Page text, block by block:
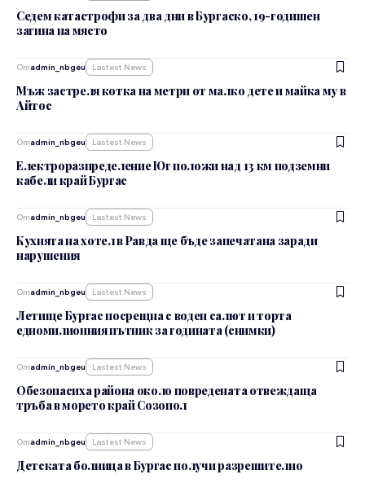
Седем катастрофи за два дни в Бургаско, 19-годишен
загина на място
Отadmin_nbgeu Lastest News
Мъж застреля котка на метри от малко дете и майка му в
Айтос
Отadmin_nbgeu Lastest News
Eлектроразпределение Юг положи над 13 км подземни
кабели край Бургас
Отadmin_nbgeu Lastest News
Кухнята на хотел в Равда ще бъде запечатана заради
нарушения
Отadmin_nbgeu Lastest News
Летище Бургас посрещна с воден салют и торта
едномилионния пътник за годината (снимки)
Отadmin_nbgeu Lastest News
Обезопасиха района около повредената отвеждаща
тръба в морето край Созопол
Отadmin_nbgeu Lastest News
Детската болница в Бургас получи разрешително